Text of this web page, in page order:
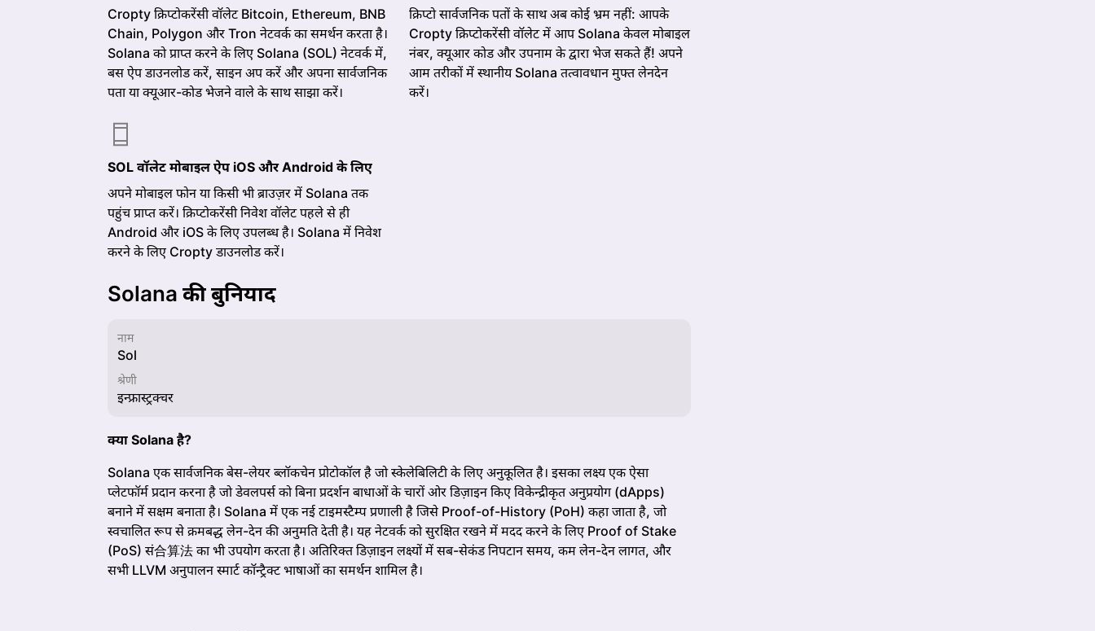
Cropty क्रिप्टोकरेंसी वॉलेट Bitcoin, Ethereum, BNB
Chain, Polygon और Tron नेटवर्क का समर्थन करता है।
Solana को प्राप्त करने के लिए Solana (SOL) नेटवर्क में,
बस ऐप डाउनलोड करें, साइन अप करें और अपना सार्वजनिक
पता या क्यूआर-कोड भेजने वाले के साथ साझा करें।
क्रिप्टो सार्वजनिक पतों के साथ अब कोई भ्रम नहीं: आपके
Cropty क्रिप्टोकरेंसी वॉलेट में आप Solana केवल मोबाइल
नंबर, क्यूआर कोड और उपनाम के द्वारा भेज सकते हैं! अपने
आम तरीकों में स्थानीय Solana तत्वावधान मुफ्त लेनदेन
करें।
SOL वॉलेट मोबाइल ऐप iOS और Android के लिए
अपने मोबाइल फोन या किसी भी ब्राउज़र में Solana तक
पहुंच प्राप्त करें। क्रिप्टोकरेंसी निवेश वॉलेट पहले से ही
Android और iOS के लिए उपलब्ध है। Solana में निवेश
करने के लिए Cropty डाउनलोड करें।
Solana की बुनियाद
नाम
Sol
श्रेणी
इन्फ्रास्ट्रक्चर
क्या Solana है?
Solana एक सार्वजनिक बेस-लेयर ब्लॉकचेन प्रोटोकॉल है जो स्केलेबिलिटी के लिए अनुकूलित है। इसका लक्ष्य एक ऐसा
प्लेटफॉर्म प्रदान करना है जो डेवलपर्स को बिना प्रदर्शन बाधाओं के चारों ओर डिज़ाइन किए विकेन्द्रीकृत अनुप्रयोग (dApps)
बनाने में सक्षम बनाता है। Solana में एक नई टाइमस्टैम्प प्रणाली है जिसे Proof-of-History (PoH) कहा जाता है, जो
स्वचालित रूप से क्रमबद्ध लेन-देन की अनुमति देती है। यह नेटवर्क को सुरक्षित रखने में मदद करने के लिए Proof of Stake
(PoS) सं合算法 का भी उपयोग करता है। अतिरिक्त डिज़ाइन लक्ष्यों में सब-सेकंड निपटान समय, कम लेन-देन लागत, और
सभी LLVM अनुपालन स्मार्ट कॉन्ट्रैक्ट भाषाओं का समर्थन शामिल है।